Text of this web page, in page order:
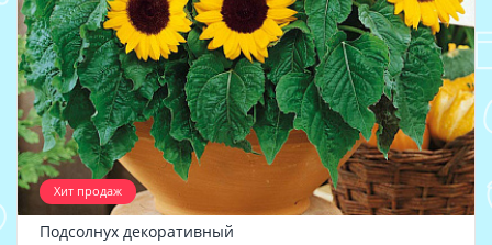
Хит продаж
Подсолнух декоративный